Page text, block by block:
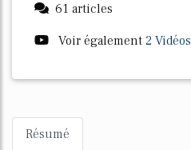
61 articles
Voir également 2 Vidéos
Résumé